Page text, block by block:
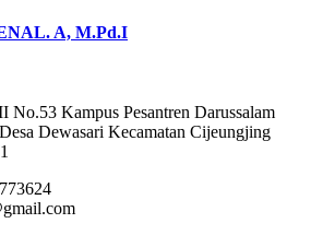
A, M.Pd.I
Kampus Pesantren Darussalam
Dewasari Kecamatan Cijeungjing